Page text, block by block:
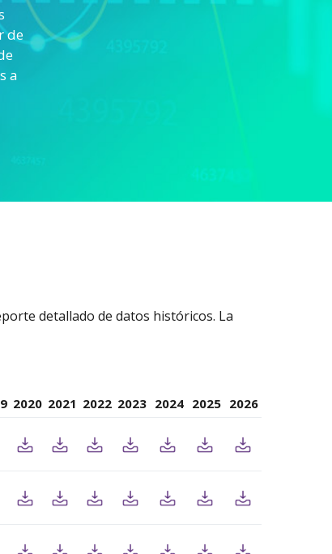
de
a
detallado de datos históricos. La
2020 2021 2022 2023 2024 2025 2026